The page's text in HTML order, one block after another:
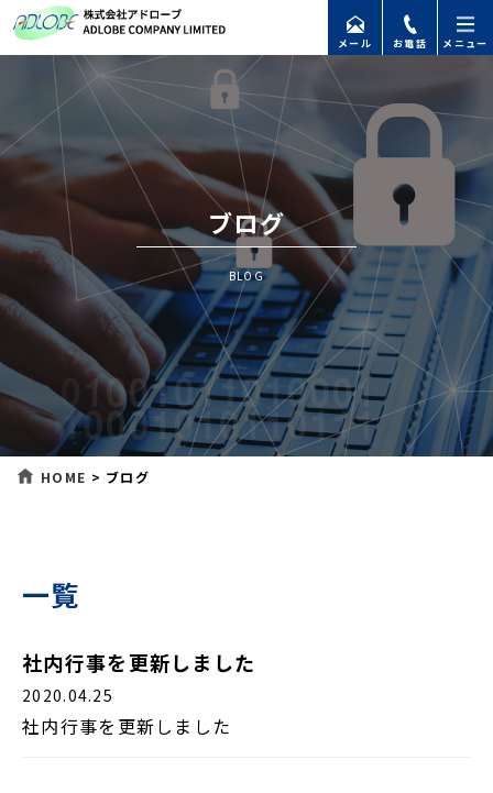
メール お電話 メニュー
ブログ
BLOG
HOME > ブログ
一覧
社内行事を更新しました
2020.04.25
社内行事を更新しました